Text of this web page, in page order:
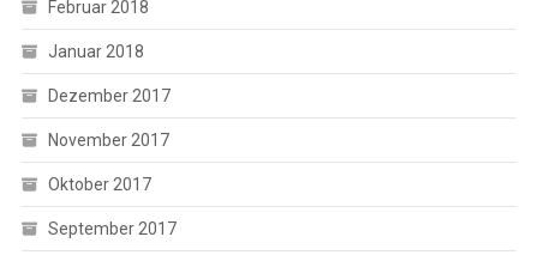
Februar 2018
Januar 2018
Dezember 2017
November 2017
Oktober 2017
September 2017